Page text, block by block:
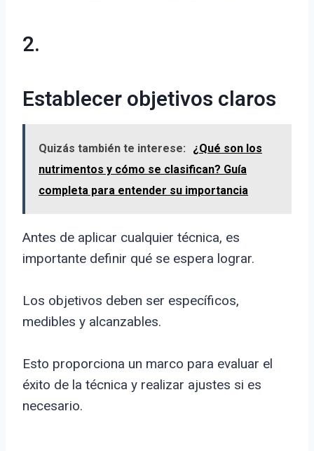
2.
Establecer objetivos claros
Quizás también te interese:
¿Qué son los
nutrimentos y cómo se clasifican? Guía
completa para entender su importancia
Antes de aplicar cualquier técnica, es
importante definir qué se espera lograr.
Los objetivos deben ser específicos,
medibles y alcanzables.
Esto proporciona un marco para evaluar el
éxito de la técnica y realizar ajustes si es
necesario.